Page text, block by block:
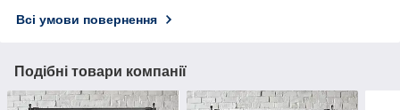
Всі умови повернення
Подібні товари компанії